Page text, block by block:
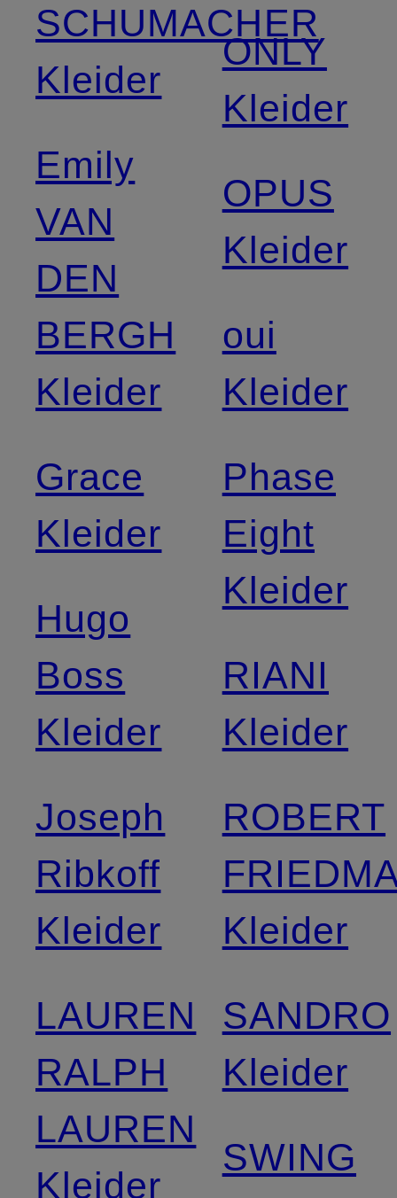
SCHUMACHER
Kleider
Emily
VAN
DEN
BERGH
Kleider
Grace
Kleider
Hugo
Boss
Kleider
Joseph
Ribkoff
Kleider
LAUREN
RALPH
LAUREN
Kleider
ONLY
Kleider
OPUS
Kleider
oui
Kleider
Phase
Eight
Kleider
RIANI
Kleider
ROBERT
Kleider
SANDRO
Kleider
SWING